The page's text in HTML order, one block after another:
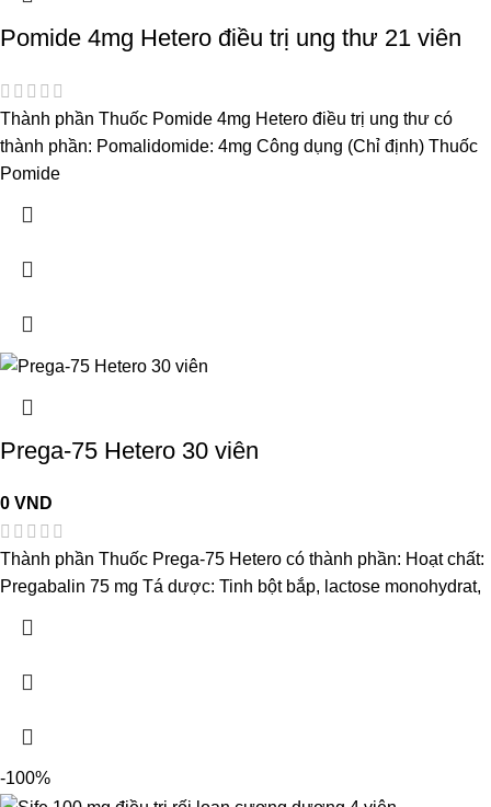
Pomide 4mg Hetero điều trị ung thư 21 viên
Thành phần Thuốc Pomide 4mg Hetero điều trị ung thư có
thành phần: Pomalidomide: 4mg Công dụng (Chỉ định) Thuốc
Pomide
Prega-75 Hetero 30 viên
0VND
Thành phần Thuốc Prega-75 Hetero có thành phần: Hoạt chất:
Pregabalin 75 mg Tá dược: Tinh bột bắp, lactose monohydrat,
-100%